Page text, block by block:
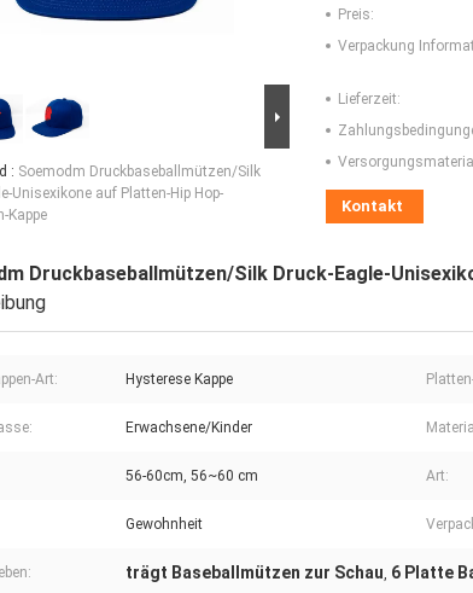
: Soemodm Druckbaseballmützen/Silk
Unisexikone auf Platten-Hip Hop-
Kappe
Preis:
Verpackung
Lieferzeit:
Kontakt
Druckbaseballmützen/Silk Druck-Eagle-
Art: Hysterese Kappe
Erwachsene/Kinder
56-60cm, 56~60 cm Art:
Gewohnheit
trägt Baseballmützen zur Schau, 6 Platte